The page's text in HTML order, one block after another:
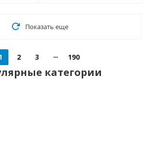
Показать еще
2 3 190
категории